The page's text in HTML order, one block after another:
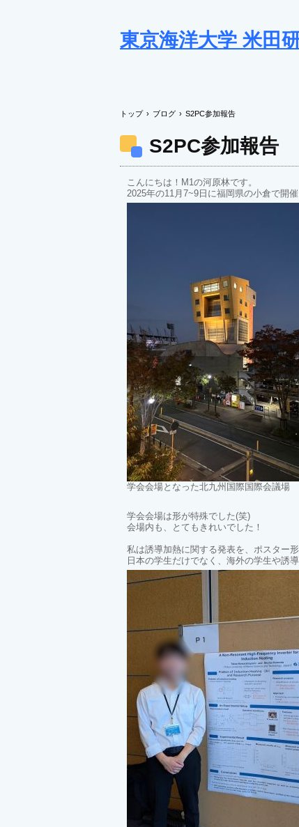
東京海洋大学 米田
トップ › ブログ › S2PC参加報告
S2PC参加報告
こんにちは！M1の河原林です。
2025年の11月7~9日に福岡県の小倉で開
学会会場となった北九州国際国際会議場
学会会場は形が特殊でした(笑)
会場内も、とてもきれいでした！
私は誘導加熱に関する発表を、ポスター形
日本の学生だけでなく、海外の学生や誘